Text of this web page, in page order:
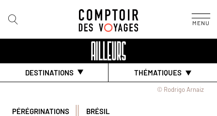
MENU
DESTINATIONS THÉMATIQUES
© Rodrigo Arnaiz
PÉRÉGRINATIONS BRÉSIL